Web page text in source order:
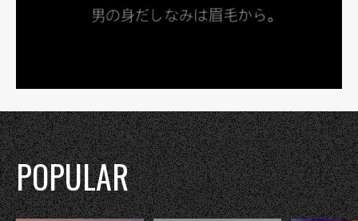
POPULAR